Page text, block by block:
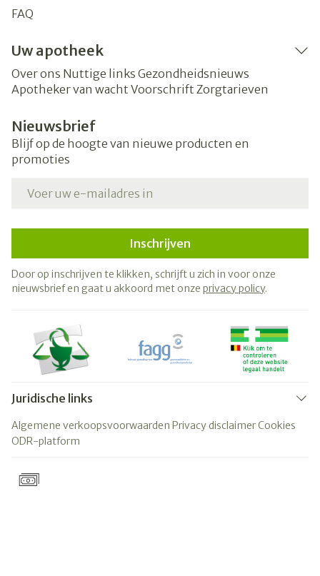
FAQ
Uw apotheek
Over ons Nuttige links Gezondheidsnieuws
Apotheker van wacht Voorschrift Zorgtarieven
Nieuwsbrief
Blijf op de hoogte van nieuwe producten en
promoties
Inschrijven
Door op inschrijven te klikken, schrijft u zich in voor onze
nieuwsbrief en gaat u akkoord met onze privacy policy.
Juridische links
Algemene verkoopsvoorwaarden Privacy disclaimerCookies
ODR-platform